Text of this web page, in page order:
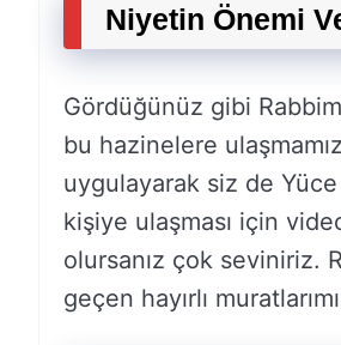
Niyetin Önemi
Gördüğünüz gibi
bu hazinelere
uygulayarak siz de
kişiye ulaşması için
olursanız çok seviniriz.
geçen hayırlı